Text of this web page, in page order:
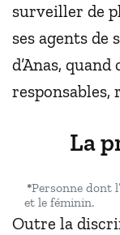
surveiller de
ses agents de
d’Anas,
responsables,
La
*Personne dont
et le féminin.
Outre la